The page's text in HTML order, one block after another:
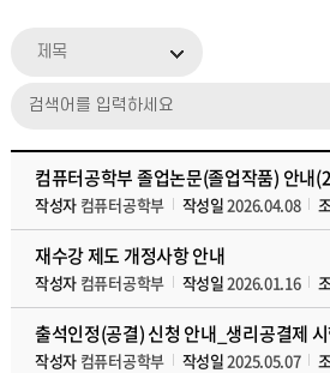
제목
작성자 컴퓨터공학부 작성일2026.04.08
재수강 제도 개정사항 안내
작성자 컴퓨터공학부 작성일2026.01.16
출석인정(공결) 신청 안내_생리공결제
작성자 컴퓨터공학부 작성일2025.05.07